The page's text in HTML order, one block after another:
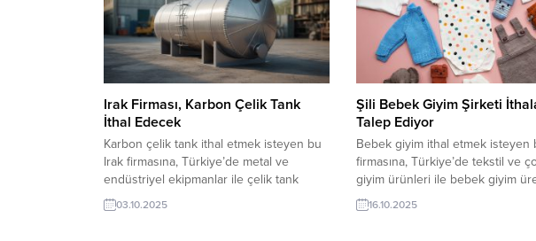
Irak Firması, Karbon Çelik Tank
İthal Edecek
Karbon çelik tank ithal etmek isteyen bu
Irak firmasına, Türkiye’de metal ve
endüstriyel ekipmanlar ile çelik tank
üreticisi veya tedarikçisi olan ihracatçı
firmalar teklif sunabilirler. Yeni bir ihracat
03.10.2025
Şili Bebek Giyim Şirketi
Talep Ediyor
Bebek giyim ithal etmek isteyen
firmasına, Türkiye’de tekstil ve
giyim ürünleri ile bebek giyim
veya tedarikçisi olan ihracatçı
teklif sunabilirler. Yeni bir ihracat
16.10.2025